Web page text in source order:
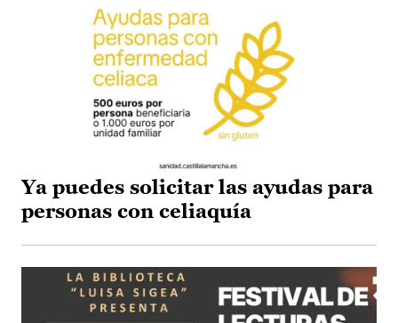
Ya puedes solicitar las ayudas para
personas con celiaquía